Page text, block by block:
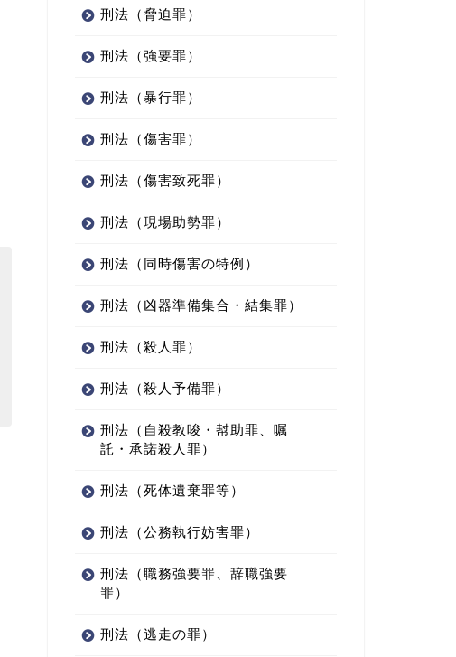
刑法（脅迫罪）
刑法（強要罪）
刑法（暴行罪）
刑法（傷害罪）
刑法（傷害致死罪）
刑法（現場助勢罪）
刑法（同時傷害の特例）
刑法（凶器準備集合・結集罪）
刑法（殺人罪）
刑法（殺人予備罪）
刑法（自殺教唆・幇助罪、嘱
託・承諾殺人罪）
刑法（死体遺棄罪等）
刑法（公務執行妨害罪）
刑法（職務強要罪、辞職強要
罪）
刑法（逃走の罪）